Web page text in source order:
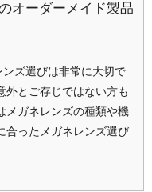
オーダーメイド製品
ズ選びは非常に大切で
外とご存じではない方も
メガネレンズの種類や機
合ったメガネレンズ選び